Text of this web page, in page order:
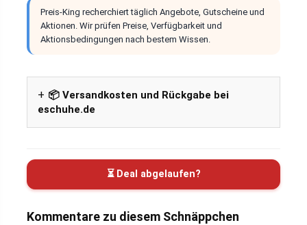
Preis-King recherchiert täglich Angebote, Gutscheine und
Aktionen. Wir prüfen Preise, Verfügbarkeit und
Aktionsbedingungen nach bestem Wissen.
📦 Versandkosten und Rückgabe bei
eschuhe.de
⏳ Deal abgelaufen?
Kommentare zu diesem Schnäppchen